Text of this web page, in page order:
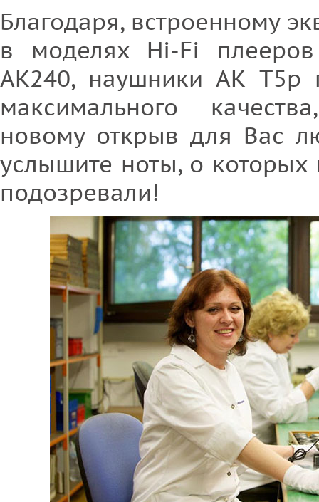
Благодаря, встроенному
в моделях Hi-Fi
AK240, наушники АК T5p
максимального
новому открыв для Вас
услышите ноты, о
подозревали!